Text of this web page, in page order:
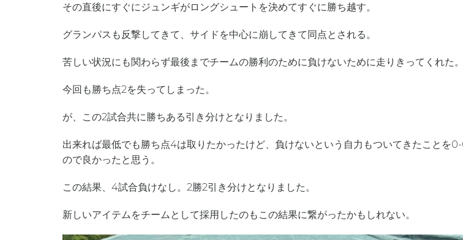
その直後にすぐにジュンギがロングシュートを決めてすぐに勝ち越す。
グランパスも反撃してきて、サイドを中心に崩してきて同点とされる。
苦しい状況にも関わらず最後までチームの勝利のために負けないために走りきってくれた。
今回も勝ち点2を失ってしまった。
が、この2試合共に勝ちある引き分けとなりました。
出来れば最低でも勝ち点4は取りたかったけど、負けないという自力もついてきたことを
ので良かったと思う。
この結果、4試合負けなし。2勝2引き分けとなりました。
新しいアイテムをチームとして採用したのもこの結果に繋がったかもしれない。